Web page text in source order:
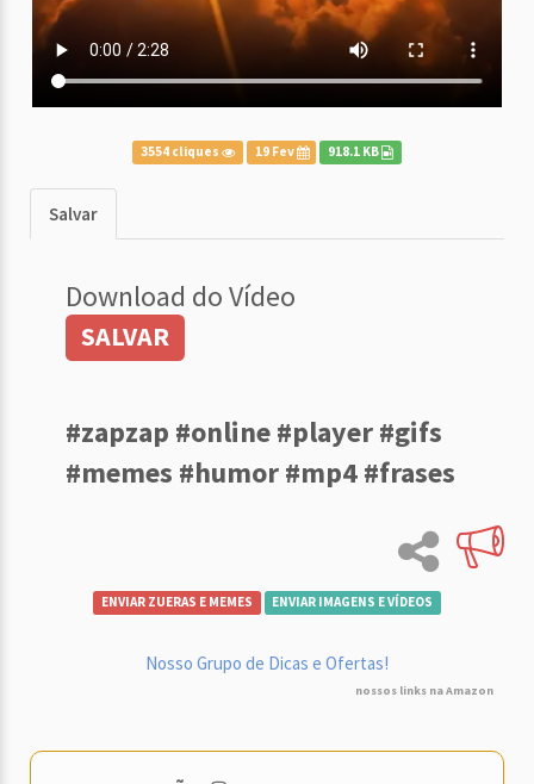
3554 cliques 19 Fev 918.1 KB
Salvar
Download do Vídeo
SALVAR
#zapzap #online #player #gifs
#memes #humor #mp4 #frases
ENVIAR ZUERAS E MEMES ENVIAR IMAGENS E VÍDEOS
Nosso Grupo de Dicas e Ofertas!
nossos links na Amazon